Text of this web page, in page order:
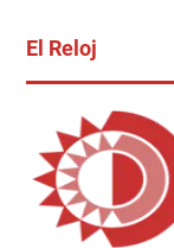
El Reloj